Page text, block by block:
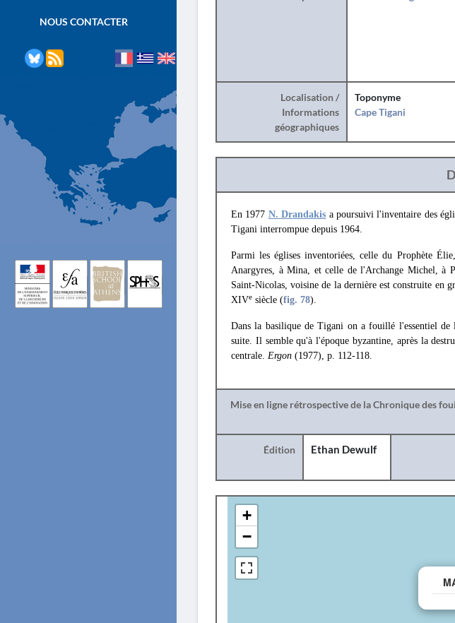
NOUS CONTACTER
Localisation /
Informations
géographiques
Toponyme
Cape Tigani
En 1977 N. Drandakis a poursuivi l'inventaire des
Tigani interrompue depuis 1964.
Parmi les églises inventoriées, celle du Prophète
Anargyres, à Mina, et celle de l'Archange Michel, à
Saint-Nicolas, voisine de la dernière est construite en
XIVe siècle (fig. 78).
Dans la basilique de Tigani on a fouillé l'essentiel
suite. Il semble qu'à l'époque byzantine, après la
centrale. Ergon (1977), p. 112-118.
Mise en ligne rétrospective de la Chronique des
Édition Ethan Dewulf
+
−